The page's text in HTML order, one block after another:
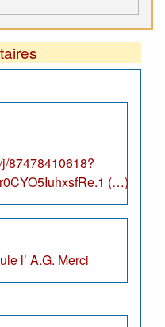
87478410618?
(…)
l’ A.G. Merci